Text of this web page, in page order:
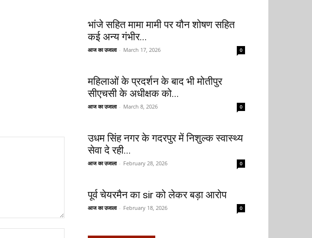
भांजे सहित मामा मामी पर यौन शोषण सहित
कई अन्य गंभीर...
आज का उजाला - March 17, 2026 0
महिलाओं के प्रदर्शन के बाद भी मोतीपुर
सीएचसी के अधीक्षक को...
आज का उजाला - March 8, 2026 0
उधम सिंह नगर के गदरपुर में निशुल्क स्वास्थ्य
सेवा दे रही...
आज का उजाला - February 28, 2026 0
पूर्व चेयरमैन का sir को लेकर बड़ा आरोप
आज का उजाला - February 18, 2026 0